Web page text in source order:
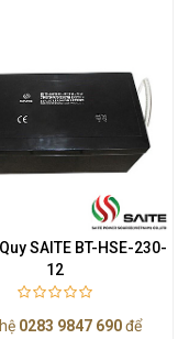
SAITE BT-HSE-230-
12
0283 9847 690để